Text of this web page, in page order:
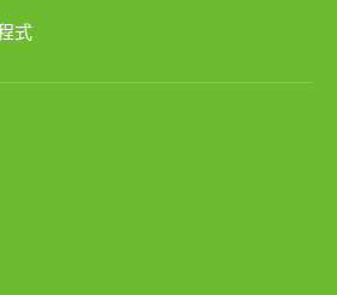
式